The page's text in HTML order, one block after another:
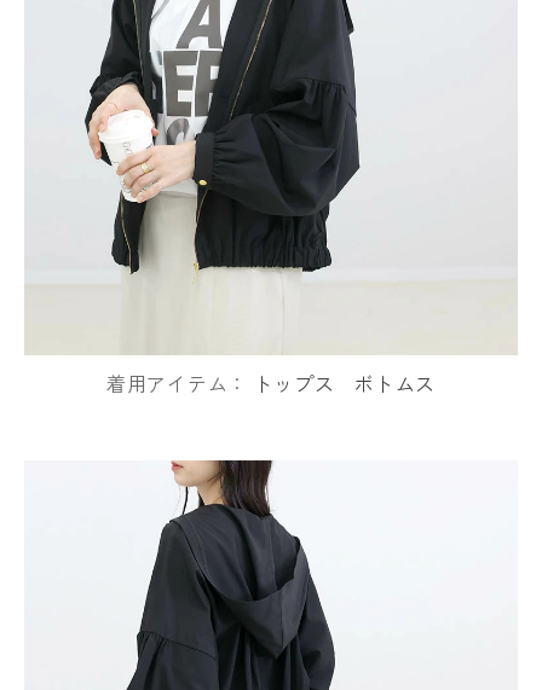
着用アイテム： トップス ボトムス